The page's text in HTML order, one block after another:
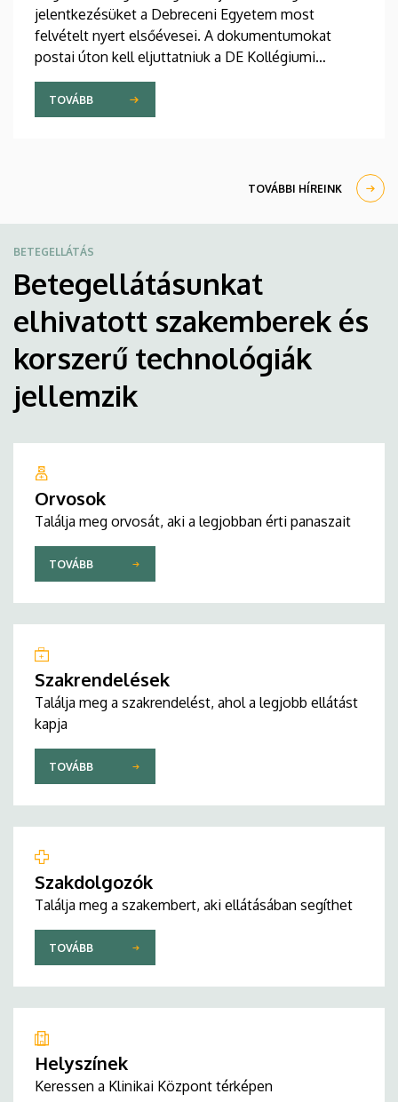
jelentkezésüket a Debreceni Egyetem most
felvételt nyert elsőévesei. A dokumentumokat
postai úton kell eljuttatniuk a DE Kollégiumi
Felvételi és Szociális Iroda címére. A kollégiumi
férőhelyekről a gólyák a Kollégiumi Felvételi és
Szociális Bizottság döntését követően, augusztus
TOVÁBB
TOVÁBBI HÍREINK
BETEGELLÁTÁS
Betegellátásunkat
elhivatott szakemberek és
korszerű technológiák
jellemzik
Orvosok
Találja meg orvosát, aki a legjobban érti panaszait
TOVÁBB
Szakrendelések
Találja meg a szakrendelést, ahol a legjobb ellátást
kapja
TOVÁBB
Szakdolgozók
Találja meg a szakembert, aki ellátásában segíthet
TOVÁBB
Helyszínek
Keressen a Klinikai Központ térképen